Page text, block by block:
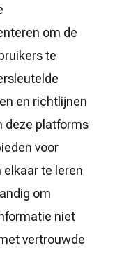
om de
te
en richtlijnen
deze platforms
voor
te leren
om
niet
vertrouwde